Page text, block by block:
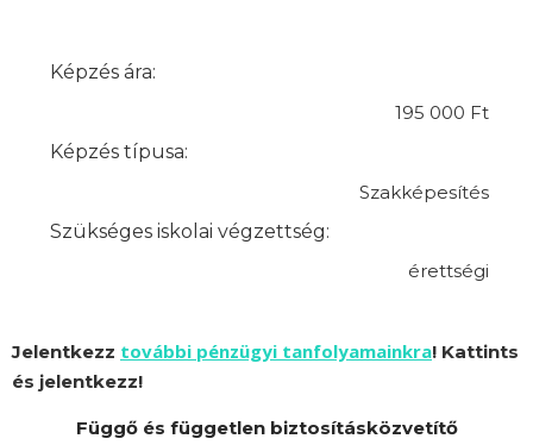
Képzés ára:
195 000 Ft
Képzés típusa:
Szakképesítés
Szükséges iskolai végzettség:
érettségi
Jelentkezz további pénzügyi tanfolyamainkra! Kattints
és jelentkezz!
Függő és független biztosításközvetítő